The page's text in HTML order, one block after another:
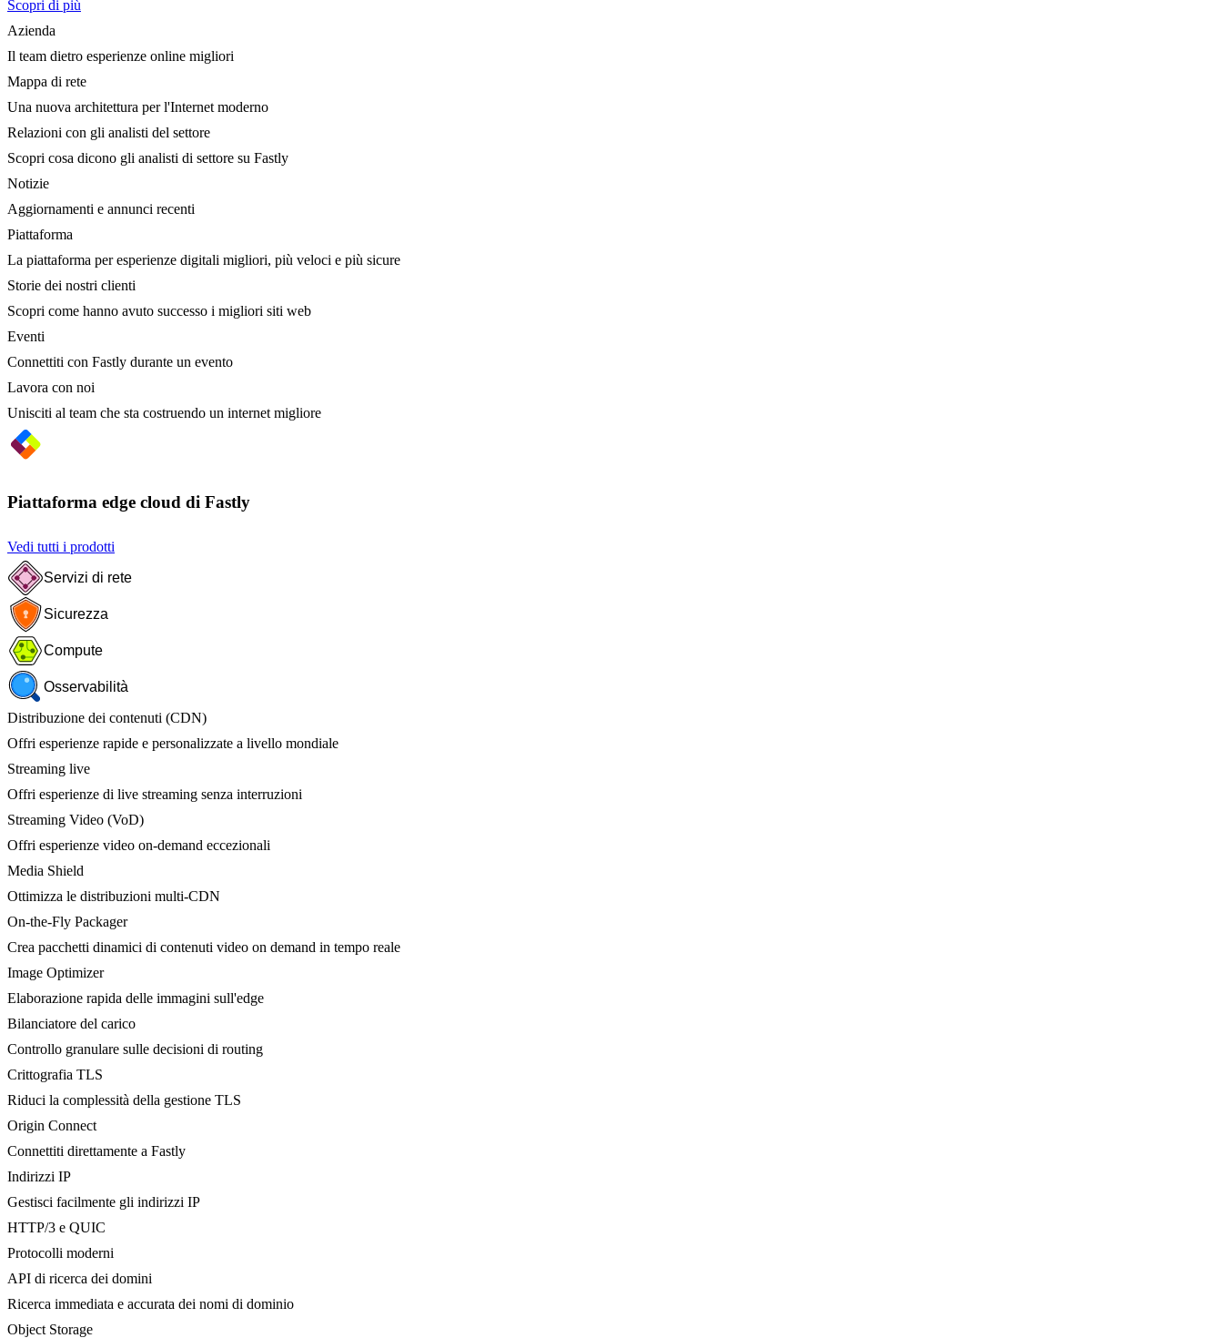
Scopri di più
Azienda
Il team dietro esperienze online migliori
Mappa di rete
Una nuova architettura per l'Internet moderno
Relazioni con gli analisti del settore
Scopri cosa dicono gli analisti di settore su Fastly
Notizie
Aggiornamenti e annunci recenti
Piattaforma
La piattaforma per esperienze digitali migliori, più veloci e più sicure
Storie dei nostri clienti
Scopri come hanno avuto successo i migliori siti web
Eventi
Connettiti con Fastly durante un evento
Lavora con noi
Unisciti al team che sta costruendo un internet migliore
Piattaforma edge cloud di Fastly
Vedi tutti i prodotti
Servizi di rete
Sicurezza
Compute
Osservabilità
Distribuzione dei contenuti (CDN)
Offri esperienze rapide e personalizzate a livello mondiale
Streaming live
Offri esperienze di live streaming senza interruzioni
Streaming Video (VoD)
Offri esperienze video on-demand eccezionali
Media Shield
Ottimizza le distribuzioni multi-CDN
On-the-Fly Packager
Crea pacchetti dinamici di contenuti video on demand in tempo reale
Image Optimizer
Elaborazione rapida delle immagini sull'edge
Bilanciatore del carico
Controllo granulare sulle decisioni di routing
Crittografia TLS
Riduci la complessità della gestione TLS
Origin Connect
Connettiti direttamente a Fastly
Indirizzi IP
Gestisci facilmente gli indirizzi IP
HTTP/3 e QUIC
Protocolli moderni
API di ricerca dei domini
Ricerca immediata e accurata dei nomi di dominio
Object Storage